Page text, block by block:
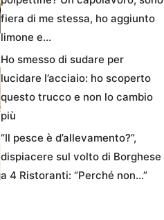
fiera di me stessa, ho aggiunto
limone e…
Ho smesso di sudare per
lucidare l’acciaio: ho scoperto
questo trucco e non lo cambio
più
“Il pesce è d’allevamento?”,
dispiacere sul volto di Borghese
a 4 Ristoranti: “Perché non…”